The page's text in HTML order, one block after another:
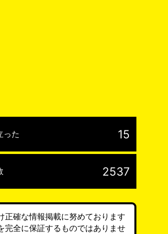
った 15
2537
正確な情報掲載に努めております
完全に保証するものではありませ